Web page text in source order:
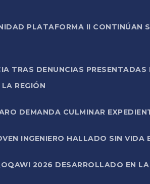
PLATAFORMA II CONTINÚAN
TRAS DENUNCIAS
REGIÓN
DEMANDA CULMINAR
INGENIERO HALLADO SIN VIDA
2026 DESARROLLADO EN